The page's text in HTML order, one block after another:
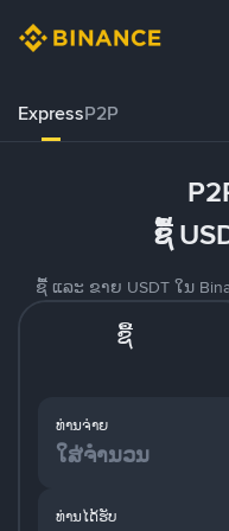
ExpressP2P
ຊື້
ຊື້ ແລະ ຂາຍ USDT ໃນ
ຊື້
ທ່ານຈ່າຍ
ທ່ານໄດ້ຮັບ